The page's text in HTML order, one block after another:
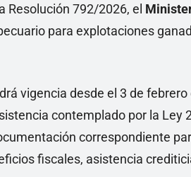
Resolución 792/2026, el
para explotaciones
vigencia desde el 3 de
contemplado por la Ley
correspondiente
fiscales, asistencia